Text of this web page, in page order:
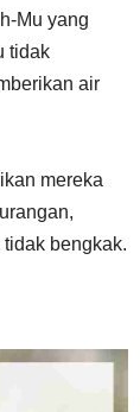
Mu yang
tidak
air
mereka
bengkak.